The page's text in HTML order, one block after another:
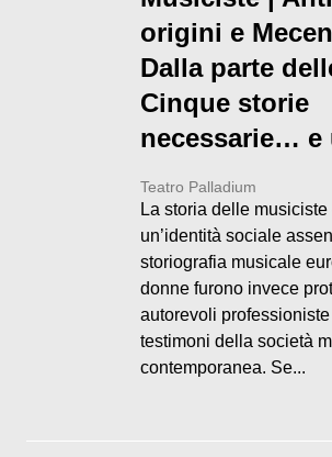
origini e
Dalla parte
Cinque storie
necessarie… e
Teatro Palladium
La storia delle
un’identità sociale
storiografia musicale
donne furono invece
autorevoli
testimoni della società
contemporanea. Se...